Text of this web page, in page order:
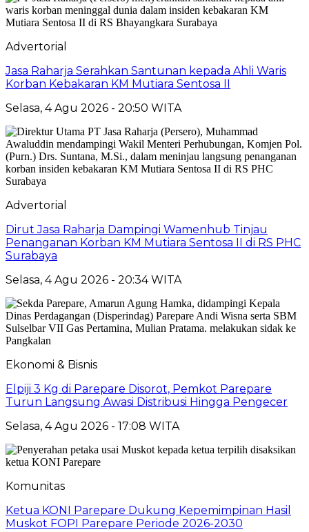
Advertorial
Jasa Raharja Serahkan Santunan kepada Ahli Waris
Korban Kebakaran KM Mutiara Sentosa II
Selasa, 4 Agu 2026 - 20:50 WITA
Advertorial
Dirut Jasa Raharja Dampingi Wamenhub Tinjau
Penanganan Korban KM Mutiara Sentosa II di RS PHC
Surabaya
Selasa, 4 Agu 2026 - 20:34 WITA
Ekonomi & Bisnis
Elpiji 3 Kg di Parepare Disorot, Pemkot Parepare
Turun Langsung Awasi Distribusi Hingga Pengecer
Selasa, 4 Agu 2026 - 17:08 WITA
Komunitas
Ketua KONI Parepare Dukung Kepemimpinan Hasil
Muskot FOPI Parepare Periode 2026-2030